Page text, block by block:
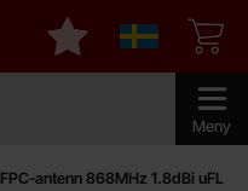
Meny
Sverige
Mina favoriter
FPC-antenn 868MHz 1.8dBi uFL